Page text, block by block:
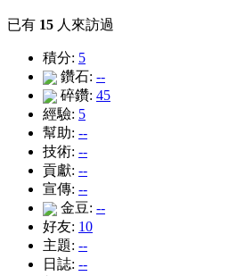
已有 15 人來訪過
積分: 5
鑽石: --
碎鑽: 45
經驗: 5
幫助: --
技術: --
貢獻: --
宣傳: --
金豆: --
好友: 10
主題: --
日誌: --